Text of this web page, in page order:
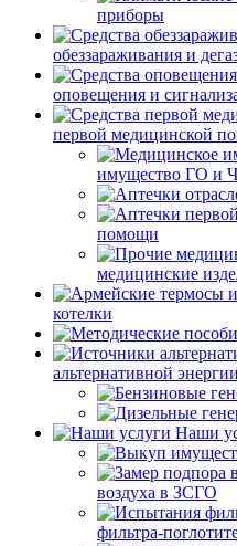
приборы
обеззараживания и
оповещения и
первой медицинской
имущество ГО и
помощи
медицинские
котелки
альтернативной энергии
Наши
воздуха в ЗСГО
фильтра-